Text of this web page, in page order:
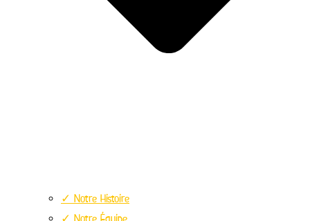
✓ Notre Histoire
✓ Notre Équipe